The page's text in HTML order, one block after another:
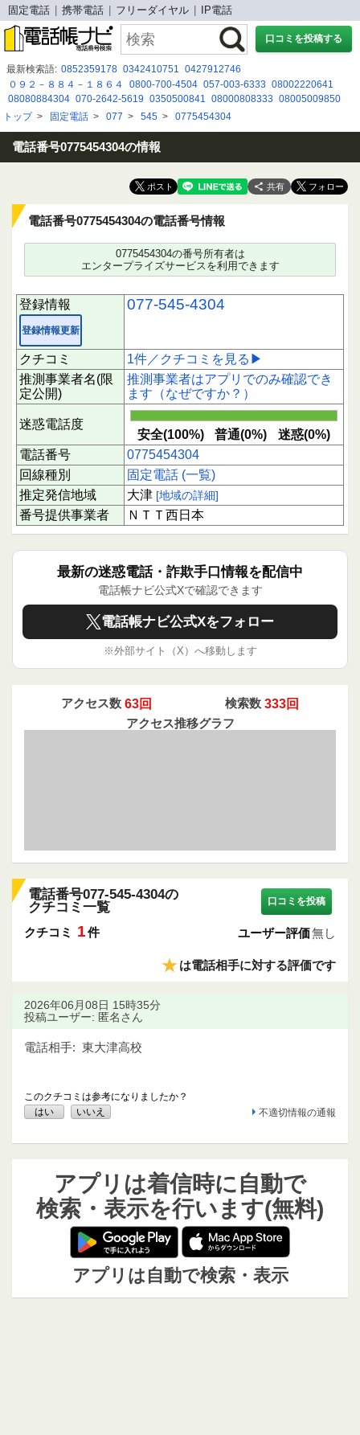
固定電話 携帯電話 フリーダイヤル IP電話
口コミを投稿する
最新検索語: 0852359178 0342410751
0427912746
０９２－８８４－１８６４
0800-700-4504 057-003-6333 08002220641
08080884304 070-2642-5619 0350500841 08000808333 08005009850
08038521373
0256332845 05050500709 08014633866
0363698640 0726832001 03-4446-2018 0677327154 03-6261-9855
05030996243 06-7526-4890 07064459734
トップ> 固定電話 > 077 > 545 > 0775454304
電話番号0775454304の情報
共有
電話番号0775454304の電話番号情報
0775454304の番号所有者は
エンタープライズサービスを利用できます
登録情報
登録情報更新
077-545-4304
クチコミ
1件／クチコミを見る▶
推測事業者名(限
定公開)
推測事業者はアプリでのみ確認でき
ます（なぜですか？）
迷惑電話度
安全(100%) 普通(0%)
迷惑(0%)
電話番号
0775454304
回線種別
固定電話 (一覧)
推定発信地域
大津 [地域の詳細]
番号提供事業者 ＮＴＴ西日本
最新の迷惑電話・詐欺手口情報を配信中
電話帳ナビ公式Xで確認できます
電話帳ナビ公式Xをフォロー
※外部サイト（X）へ移動します
アクセス数 63回 検索数 333回
アクセス推移グラフ
電話番号077-545-4304の
クチコミ一覧
口コミを投稿
クチコミ 1件 ユーザー評価無し
★は電話相手に対する評価です
2026年06月08日 15時35分
投稿ユーザー: 匿名さん
電話相手: 東大津高校
このクチコミは参考になりましたか？
はい
いいえ 不適切情報の通報
アプリは着信時に自動で
検索・表示を行います(無料)
アプリは自動で検索・表示